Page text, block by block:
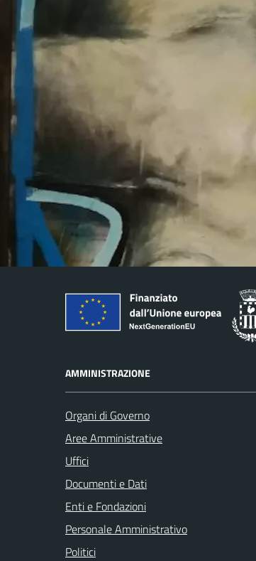
AMMINISTRAZIONE
Organi di Governo
Aree Amministrative
Uffici
Documenti e Dati
Enti e Fondazioni
Personale Amministrativo
Politici